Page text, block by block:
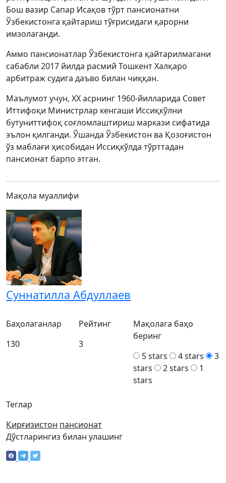
Бош вазир Сапар Исақов тўрт пансионатни
Ўзбекистонга қайтариш тўғрисидаги қарорни
имзолаганди.
Аммо пансионатлар Ўзбекистонга қайтарилмагани
сабабли 2017 йилда расмий Тошкент Халқаро
арбитраж судига даъво билан чиққан.
Маълумот учун, ХХ асрнинг 1960-йилларида Совет
Иттифоқи Министрлар кенгаши Иссиқкўлни
бутуниттифоқ соғломлаштириш маркази сифатида
эълон қилганди. Ўшанда Ўзбекистон ва Қозоғистон
ўз маблағи ҳисобидан Иссиқкўлда тўрттадан
пансионат барпо этган.
Мақола муаллифи
Суннатилла Абдуллаев
Теглар
Қирғизистон пансионат
Баҳолаганлар
130
Рейтинг
3
Мақолага баҳо
беринг
5 stars
4 stars
3
stars
2 stars
1
stars
Дўстларингиз билан улашинг